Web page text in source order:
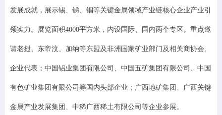
发展成就 ， 展示锡、 锑、铟等关键金属领域产业链核心企业产业引
领实力 。 展览面积4000平方米， 内设国际、国内两个专区 。重点邀
请老挝、东帝汶、加纳等东盟及非洲国家矿业部门及相关商协会、
企业代表；中国铝业集团有限公司、中国五矿集团有限公司、中国
有色矿业集团有限公司等国内头部企业；广西地矿集团、广西关键
金属产业发展集团 、中稀广西稀土有限公司等企业参展。